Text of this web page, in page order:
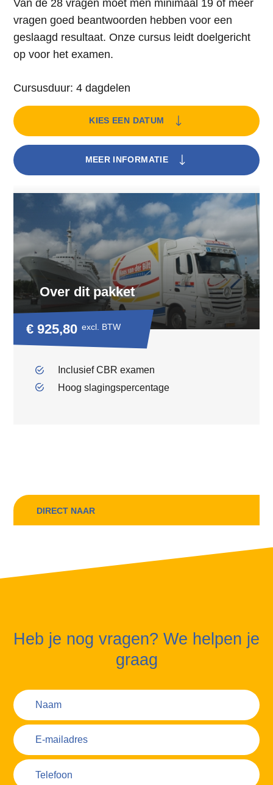
Van de 28 vragen moet men minimaal 19 of meer
vragen goed beantwoorden hebben voor een
geslaagd resultaat. Onze cursus leidt doelgericht
op voor het examen.
Cursusduur: 4 dagdelen
KIES EEN DATUM
MEER INFORMATIE
Over dit pakket
€ 925,80 excl. BTW
Inclusief CBR examen
Hoog slagingspercentage
DIRECT NAAR
Heb je nog vragen? We helpen je
graag